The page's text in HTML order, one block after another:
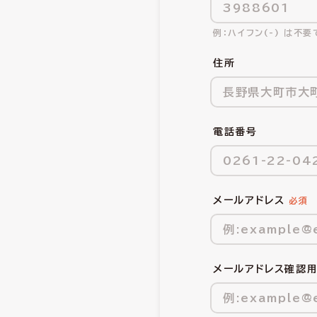
ハイフン(-) は不要
住所
電話番号
メールアドレス
メールアドレス確認